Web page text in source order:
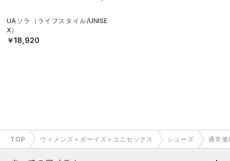
UAソラ（ライフスタイル/UNISE
X）
￥18,920
TOP ウィメンズ＋ボーイズ＋ユニセックス シューズ 通常価